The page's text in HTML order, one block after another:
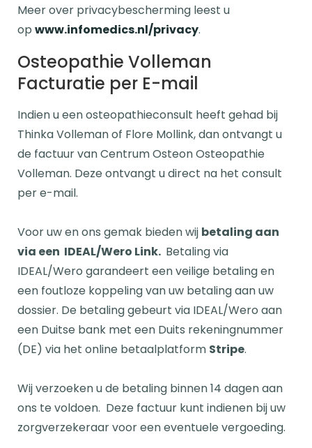
Meer over privacybescherming leest u
op www.infomedics.nl/privacy.
Osteopathie Volleman
Facturatie per E-mail
Indien u een osteopathieconsult heeft gehad bij
Thinka Volleman of Flore Mollink, dan ontvangt u
de factuur van Centrum Osteon Osteopathie
Volleman. Deze ontvangt u direct na het consult
per e-mail.
Voor uw en ons gemak bieden wij betaling aan
via een IDEAL/Wero Link. Betaling via
IDEAL/Wero garandeert een veilige betaling en
een foutloze koppeling van uw betaling aan uw
dossier. De betaling gebeurt via IDEAL/Wero aan
een Duitse bank met een Duits rekeningnummer
(DE) via het online betaalplatform Stripe.
Wij verzoeken u de betaling binnen 14 dagen aan
ons te voldoen. Deze factuur kunt indienen bij uw
zorgverzekeraar voor een eventuele vergoeding.